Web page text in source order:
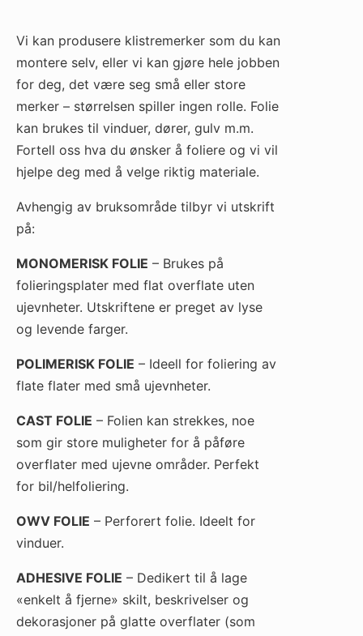
Vi kan produsere klistremerker som du kan
montere selv, eller vi kan gjøre hele jobben
for deg, det være seg små eller store
merker – størrelsen spiller ingen rolle. Folie
kan brukes til vinduer, dører, gulv m.m.
Fortell oss hva du ønsker å foliere og vi vil
hjelpe deg med å velge riktig materiale.
Avhengig av bruksområde tilbyr vi utskrift
på:
MONOMERISK FOLIE – Brukes på
folieringsplater med flat overflate uten
ujevnheter. Utskriftene er preget av lyse
og levende farger.
POLIMERISK FOLIE – Ideell for foliering av
flate flater med små ujevnheter.
CAST FOLIE – Folien kan strekkes, noe
som gir store muligheter for å påføre
overflater med ujevne områder. Perfekt
for bil/helfoliering.
OWV FOLIE – Perforert folie. Ideelt for
vinduer.
ADHESIVE FOLIE – Dedikert til å lage
«enkelt å fjerne» skilt, beskrivelser og
dekorasjoner på glatte overflater (som